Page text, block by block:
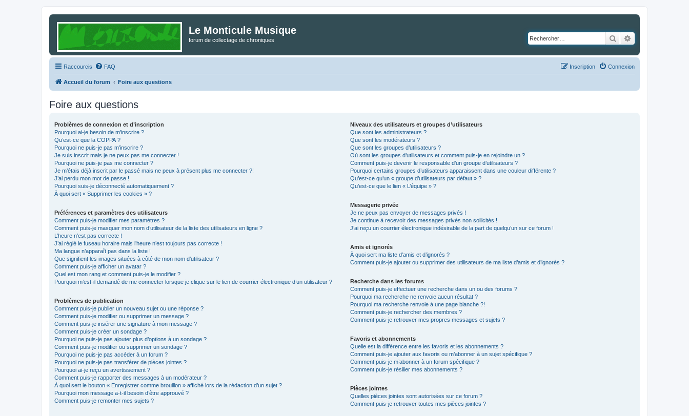
Le Monticule Musique
forum de collectage de chroniques Rechercher
Raccourcis FAQ Connexion
Inscription
Accueil du forum Foire aux questions
Foire aux questions
Problèmes de connexion et d’inscription
Pourquoi ai-je besoin de m’inscrire ?
Qu’est-ce que la COPPA ?
Pourquoi ne puis-je pas m’inscrire ?
Je suis inscrit mais je ne peux pas me connecter !
Pourquoi ne puis-je pas me connecter ?
Je m’étais déjà inscrit par le passé mais ne peux à présent plus me connecter ?!
J’ai perdu mon mot de passe !
Pourquoi suis-je déconnecté automatiquement ?
À quoi sert « Supprimer les cookies » ?
Préférences et paramètres des utilisateurs
Comment puis-je modifier mes paramètres ?
Comment puis-je masquer mon nom d’utilisateur de la liste des utilisateurs en ligne ?
L’heure n’est pas correcte !
J’ai réglé le fuseau horaire mais l’heure n’est toujours pas correcte !
Ma langue n’apparaît pas dans la liste !
Que signifient les images situées à côté de mon nom d’utilisateur ?
Comment puis-je afficher un avatar ?
Quel est mon rang et comment puis-je le modifier ?
Pourquoi m’est-il demandé de me connecter lorsque je clique sur le lien de courrier électronique d’un utilisateur ?
Problèmes de publication
Comment puis-je publier un nouveau sujet ou une réponse ?
Comment puis-je modifier ou supprimer un message ?
Comment puis-je insérer une signature à mon message ?
Comment puis-je créer un sondage ?
Pourquoi ne puis-je pas ajouter plus d’options à un sondage ?
Comment puis-je modifier ou supprimer un sondage ?
Pourquoi ne puis-je pas accéder à un forum ?
Pourquoi ne puis-je pas transférer de pièces jointes ?
Pourquoi ai-je reçu un avertissement ?
Comment puis-je rapporter des messages à un modérateur ?
À quoi sert le bouton « Enregistrer comme brouillon » affiché lors de la rédaction d’un sujet ?
Pourquoi mon message a-t-il besoin d’être approuvé ?
Comment puis-je remonter mes sujets ?
Niveaux des utilisateurs et groupes d’utilisateurs
Que sont les administrateurs ?
Que sont les modérateurs ?
Que sont les groupes d’utilisateurs ?
Où sont les groupes d’utilisateurs et comment puis-je en rejoindre un ?
Comment puis-je devenir le responsable d’un groupe d’utilisateurs ?
Pourquoi certains groupes d’utilisateurs apparaissent dans une couleur différente ?
Qu’est-ce qu’un « groupe d’utilisateurs par défaut » ?
Qu’est-ce que le lien « L’équipe » ?
Messagerie privée
Je ne peux pas envoyer de messages privés !
Je continue à recevoir des messages privés non sollicités !
J’ai reçu un courrier électronique indésirable de la part de quelqu’un sur ce forum !
Amis et ignorés
À quoi sert ma liste d’amis et d’ignorés ?
Comment puis-je ajouter ou supprimer des utilisateurs de ma liste d’amis et d’ignorés ?
Recherche dans les forums
Comment puis-je effectuer une recherche dans un ou des forums ?
Pourquoi ma recherche ne renvoie aucun résultat ?
Pourquoi ma recherche renvoie à une page blanche ?!
Comment puis-je rechercher des membres ?
Comment puis-je retrouver mes propres messages et sujets ?
Favoris et abonnements
Quelle est la différence entre les favoris et les abonnements ?
Comment puis-je ajouter aux favoris ou m’abonner à un sujet spécifique ?
Comment puis-je m’abonner à un forum spécifique ?
Comment puis-je résilier mes abonnements ?
Pièces jointes
Quelles pièces jointes sont autorisées sur ce forum ?
Comment puis-je retrouver toutes mes pièces jointes ?